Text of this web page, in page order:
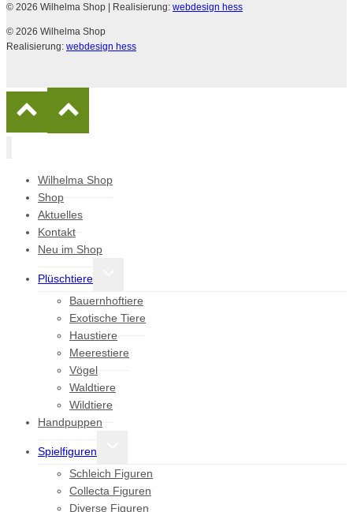
© 2026 Wilhelma Shop | Realisierung: webdesign hess
© 2026 Wilhelma Shop
Realisierung: webdesign hess
Wilhelma Shop
Shop
Aktuelles
Kontakt
Neu im Shop
Plüschtiere
Bauernhoftiere
Exotische Tiere
Haustiere
Meerestiere
Vögel
Waldtiere
Wildtiere
Handpuppen
Spielfiguren
Schleich Figuren
Collecta Figuren
Diverse Figuren